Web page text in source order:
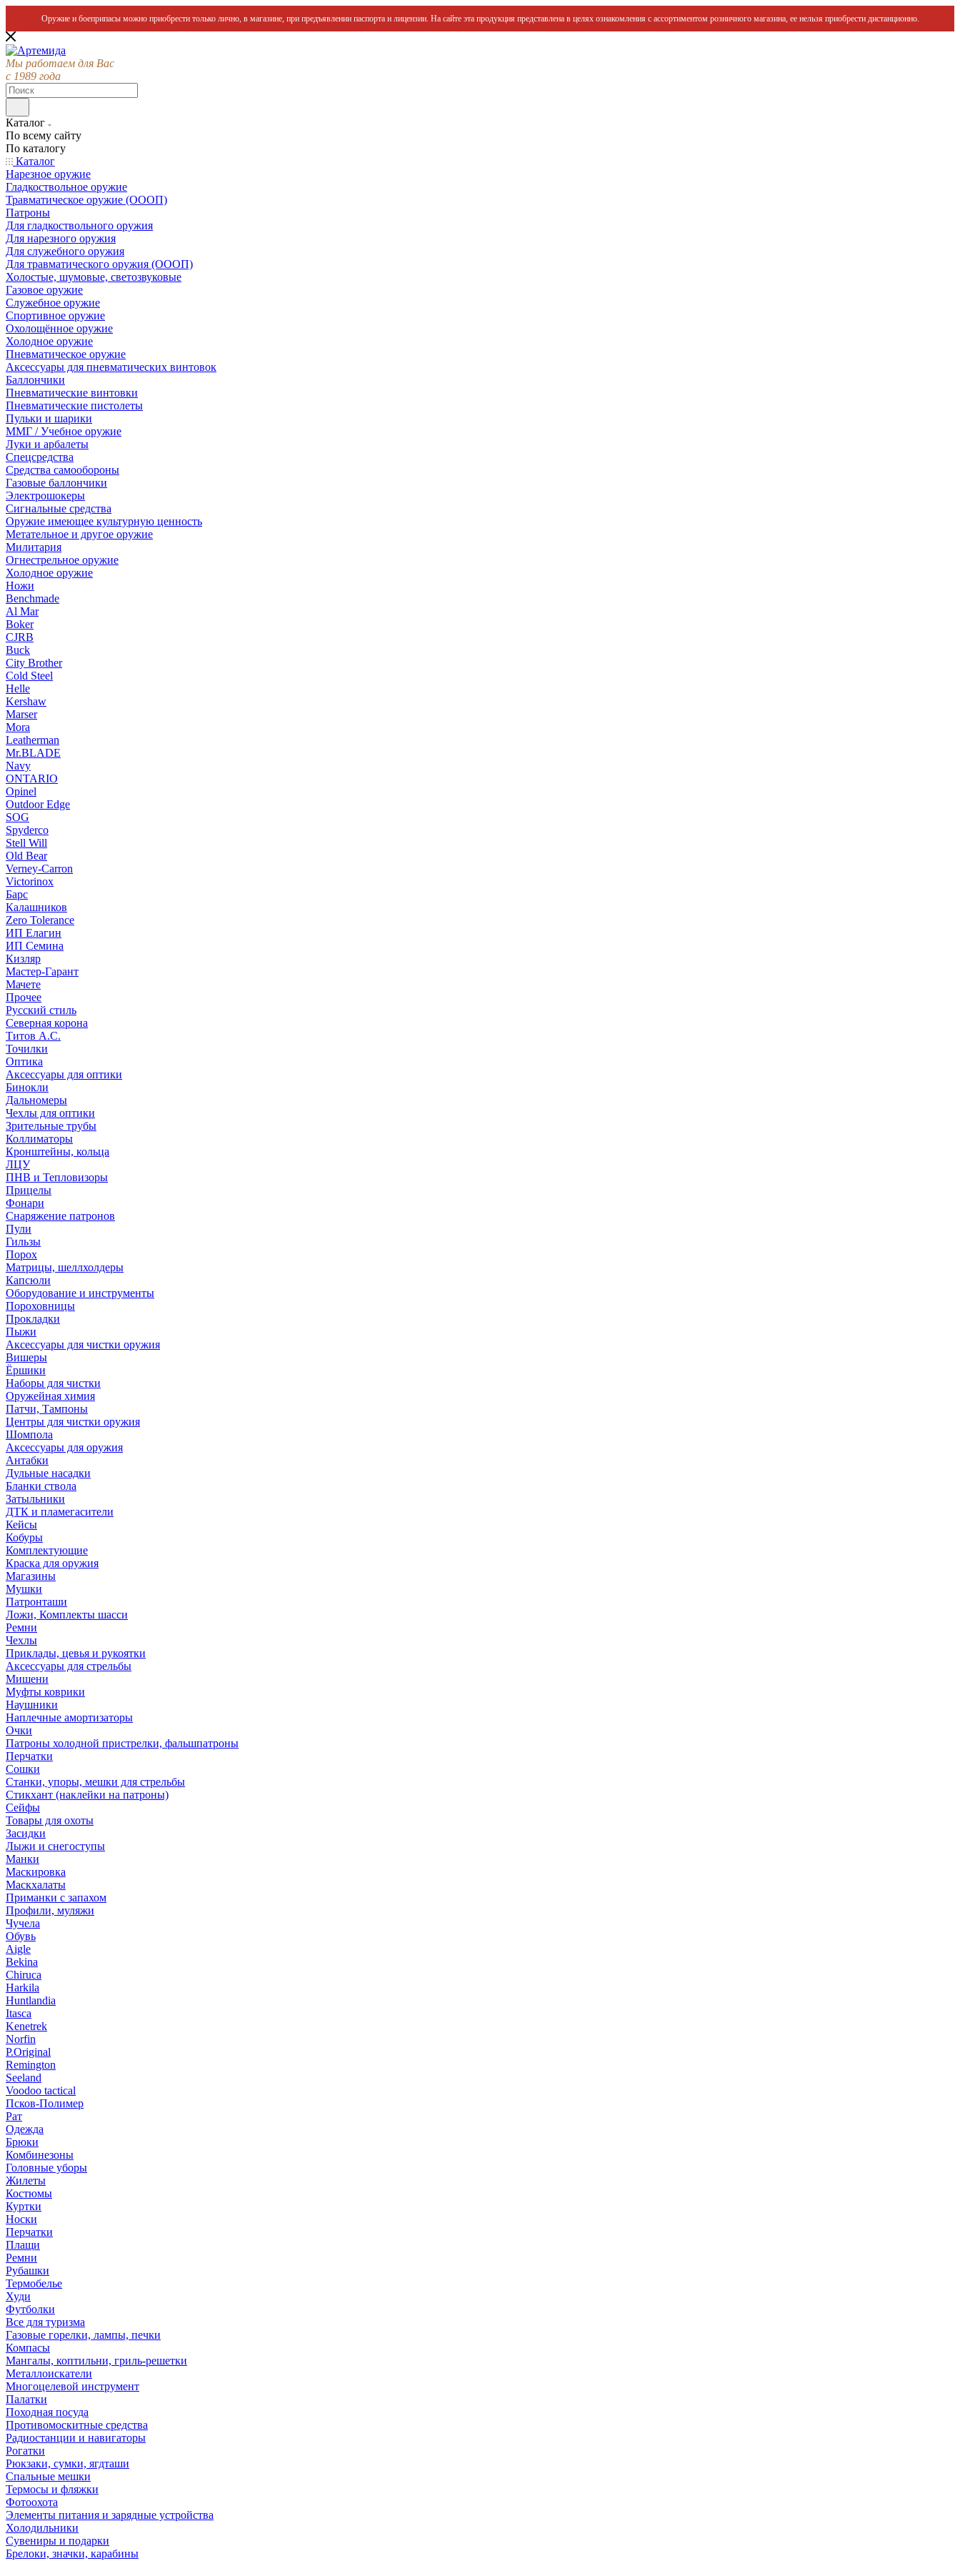
Оружие и боеприпасы можно приобрести только лично, в магазине, при предъявлении паспорта и лицензии. На сайте эта продукция представлена в целях ознакомления с ассортиментом розничного магазина, ее нельзя приобрести дистанционно.
Мы работаем для Вас
с 1989 года
Каталог
По всему сайту
По каталогу
Каталог
Нарезное оружие
Гладкоствольное оружие
Травматическое оружие (ОООП)
Патроны
Для гладкоствольного оружия
Для нарезного оружия
Для служебного оружия
Для травматического оружия (ОООП)
Холостые, шумовые, светозвуковые
Газовое оружие
Служебное оружие
Спортивное оружие
Охолощённое оружие
Холодное оружие
Пневматическое оружие
Аксессуары для пневматических винтовок
Баллончики
Пневматические винтовки
Пневматические пистолеты
Пульки и шарики
ММГ / Учебное оружие
Луки и арбалеты
Спецсредства
Средства самообороны
Газовые баллончики
Электрошокеры
Сигнальные средства
Оружие имеющее культурную ценность
Метательное и другое оружие
Милитария
Огнестрельное оружие
Холодное оружие
Ножи
Benchmade
Al Mar
Boker
CJRB
Buck
City Brother
Cold Steel
Helle
Kershaw
Marser
Mora
Leatherman
Mr.BLADE
Navy
ONTARIO
Opinel
Outdoor Edge
SOG
Spyderco
Stell Will
Old Bear
Verney-Carron
Victorinox
Барс
Калашников
Zero Tolerance
ИП Елагин
ИП Семина
Кизляр
Мастер-Гарант
Мачете
Прочее
Русский стиль
Северная корона
Титов А.С.
Точилки
Оптика
Аксессуары для оптики
Бинокли
Дальномеры
Чехлы для оптики
Зрительные трубы
Коллиматоры
Кронштейны, кольца
ЛЦУ
ПНВ и Тепловизоры
Прицелы
Фонари
Снаряжение патронов
Пули
Гильзы
Порох
Матрицы, шеллхолдеры
Капсюли
Оборудование и инструменты
Пороховницы
Прокладки
Пыжи
Аксессуары для чистки оружия
Вишеры
Ёршики
Наборы для чистки
Оружейная химия
Патчи, Тампоны
Центры для чистки оружия
Шомпола
Аксессуары для оружия
Антабки
Дульные насадки
Бланки ствола
Затыльники
ДТК и пламегасители
Кейсы
Кобуры
Комплектующие
Краска для оружия
Магазины
Мушки
Патронташи
Ложи, Комплекты шасси
Ремни
Чехлы
Приклады, цевья и рукоятки
Аксессуары для стрельбы
Мишени
Муфты коврики
Наушники
Наплечные амортизаторы
Очки
Патроны холодной пристрелки, фальшпатроны
Перчатки
Сошки
Станки, упоры, мешки для стрельбы
Стикхант (наклейки на патроны)
Сейфы
Товары для охоты
Засидки
Лыжи и снегоступы
Манки
Маскировка
Маскхалаты
Приманки с запахом
Профили, муляжи
Чучела
Обувь
Aigle
Bekina
Chiruсa
Harkila
Huntlandia
Itasca
Kenetrek
Norfin
P.Original
Remington
Seeland
Voodoo tactical
Псков-Полимер
Рат
Одежда
Брюки
Комбинезоны
Головные уборы
Жилеты
Костюмы
Куртки
Носки
Перчатки
Плащи
Ремни
Рубашки
Термобелье
Худи
Футболки
Все для туризма
Газовые горелки, лампы, печки
Компасы
Мангалы, коптильни, гриль-решетки
Металлоискатели
Многоцелевой инструмент
Палатки
Походная посуда
Противомоскитные средства
Радиостанции и навигаторы
Рогатки
Рюкзаки, сумки, ягдташи
Спальные мешки
Термосы и фляжки
Фотоохота
Элементы питания и зарядные устройства
Холодильники
Сувениры и подарки
Брелоки, значки, карабины